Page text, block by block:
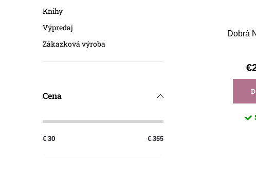
Knihy
Výpredaj
Zákazková výroba
Cena
€30 €355
Dobrá